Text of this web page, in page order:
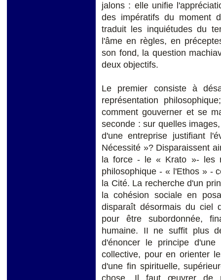
jalons : elle unifie
des impératifs du moment
traduit les inquiétudes du
l'âme en règles, en
son fond, la question
deux objectifs.
Le premier consiste à
représentation
comment gouverner et se
seconde : sur quelles
d'une entreprise justifiant
Nécessité »? Disparaissent
la force - le « Krato »- les
philosophique - « l'Ethos » -
la Cité. La recherche d'un
la cohésion sociale en
disparaît désormais du ciel
pour être subordonnée,
humaine. II ne suffit plus
d'énoncer le principe d'une
collective, pour en orienter
d'une fin spirituelle,